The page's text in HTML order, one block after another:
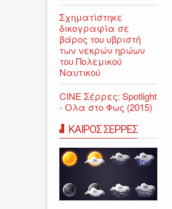
Σχηματίστηκε
δικογραφία σε
βάρος του υβριστή
των νεκρών ηρώων
του Πολεμικού
Ναυτικού
CINE Σέρρες: Spotlight
- Ολα στο Φως (2015)
ΚΑΙΡΟΣ ΣΕΡΡΕΣ